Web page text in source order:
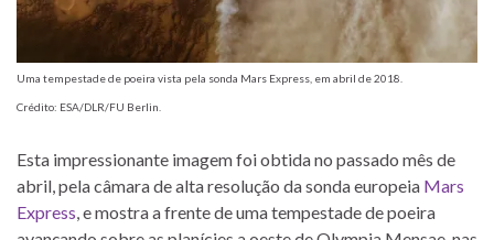
Uma tempestade de poeira vista pela sonda Mars Express, em abril de 2018.
Crédito: ESA/DLR/FU Berlin.
Esta impressionante imagem foi obtida no passado mês de
abril, pela câmara de alta resolução da sonda europeia Mars
Express , e mostra a frente de uma tempestade de poeira